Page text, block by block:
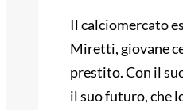
Il calciomercato
Miretti, giovane
prestito. Con il
il suo futuro, che